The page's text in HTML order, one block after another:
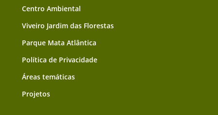
Centro Ambiental
Viveiro Jardim das Florestas
Parque Mata Atlântica
Política de Privacidade
Áreas temáticas
Projetos